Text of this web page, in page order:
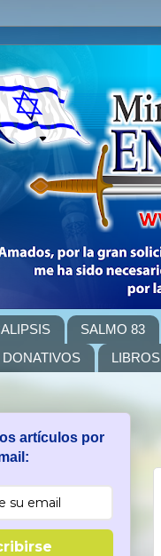
SALMO 83
DONATIVOS LIBROS
artículos por